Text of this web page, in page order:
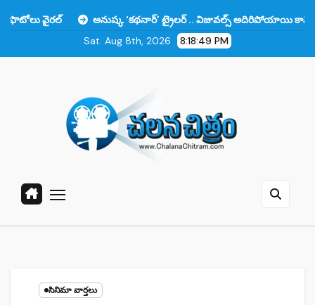
అనుష్క ‘కథనార్’ ట్రైలర్ .. విజువల్స్ అదిరిపోయాయి కానీ ఆ ఒక్కటే లోటు!!
Sat. Aug 8th, 2026
8:18:50 PM
సినిమా వార్తలు